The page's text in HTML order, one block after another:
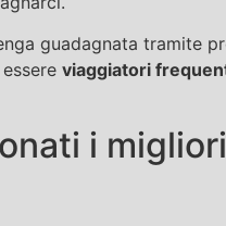
guadagnata tramite
viaggiatori
i